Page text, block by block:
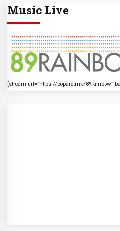
Music Live
[stream url=”https://popara.mk/89rainbow”